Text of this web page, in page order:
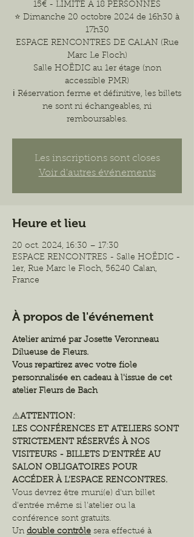
15€ - LIMITÉ À 18 PERSONNES
⭐️ Dimanche 20 octobre 2024 de 16h30 à
17h30
ESPACE RENCONTRES DE CALAN (Rue
Marc Le Floch)
Salle HOËDIC au 1er étage (non
accessible PMR)
ℹ️ Réservation ferme et définitive, les billets
ne sont ni échangeables, ni
remboursables.
Les inscriptions sont closes
Voir d'autres événements
Heure et lieu
20 oct. 2024, 16:30 – 17:30
ESPACE RENCONTRES - Salle HOËDIC -
1er, Rue Marc le Floch, 56240 Calan,
France
À propos de l'événement
Atelier animé par Josette Veronneau
Dilueuse de Fleurs.
Vous repartirez avec votre fiole
personnalisée en cadeau à l'issue de cet
atelier Fleurs de Bach
⚠️ATTENTION:
LES CONFÉRENCES ET ATELIERS SONT
STRICTEMENT RÉSERVÉS À NOS
VISITEURS - BILLETS D'ENTRÉE AU
SALON OBLIGATOIRES POUR
ACCÉDER À L'ESPACE RENCONTRES.
Vous devrez être muni(e) d'un billet
d'entrée même si l'atelier ou la
conférence sont gratuits.
Un double contrôle sera effectué à